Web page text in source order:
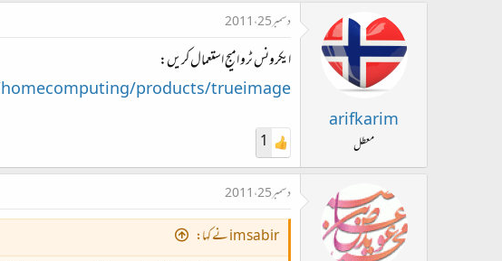
arifkarim
معطل
دسمبر 25، 2011
ایکرونس ٹرو امیج استعمال کریں:
products/trueimage/
1
دسمبر 25، 2011
imsabir نے کہا: